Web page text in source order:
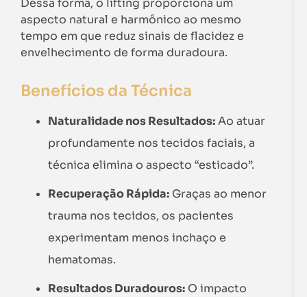
Dessa forma, o lifting proporciona um
aspecto natural e harmônico ao mesmo
tempo em que reduz sinais de flacidez e
envelhecimento de forma duradoura.
Benefícios da Técnica
Naturalidade nos Resultados:Ao atuar
profundamente nos tecidos faciais, a
técnica elimina o aspecto “esticado”.
Recuperação Rápida: Graças ao menor
trauma nos tecidos, os pacientes
experimentam menos inchaço e
hematomas.
Resultados Duradouros: O impacto